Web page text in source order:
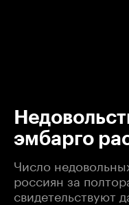
эмбарго
Число
россиян за
свидетельствуют